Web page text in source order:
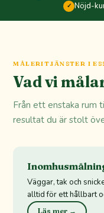
✓ Nöjd-
MÅLERITJÄNSTER I
Vad vi
Från ett enstaka
resultat du är stolt
Väggar, tak och
alltid för ett hållbart
Läs mer →